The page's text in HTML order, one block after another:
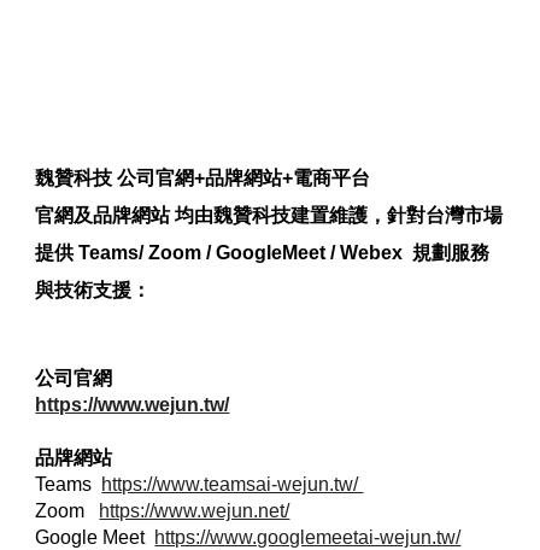
魏贊科技 公司官網+品牌網站+電商平台
官網及品牌網站 均由魏贊科技建置維護，針對台灣市場
提供 Teams/ Zoom / GoogleMeet / Webex 規劃服務
與技術支援：
公司官網
https://www.wejun.tw/
品牌網站
Teams https://www.teamsai-wejun.tw/
Zoom https://www.wejun.net/
Google Meet https://www.googlemeetai-wejun.tw/